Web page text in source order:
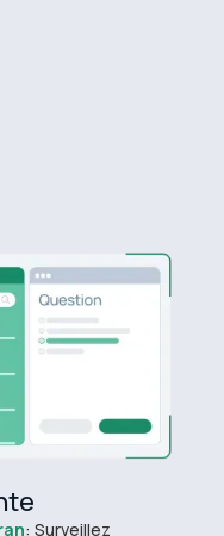
: Surveillez